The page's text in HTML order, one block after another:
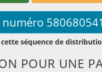
séquence de
POUR UNE